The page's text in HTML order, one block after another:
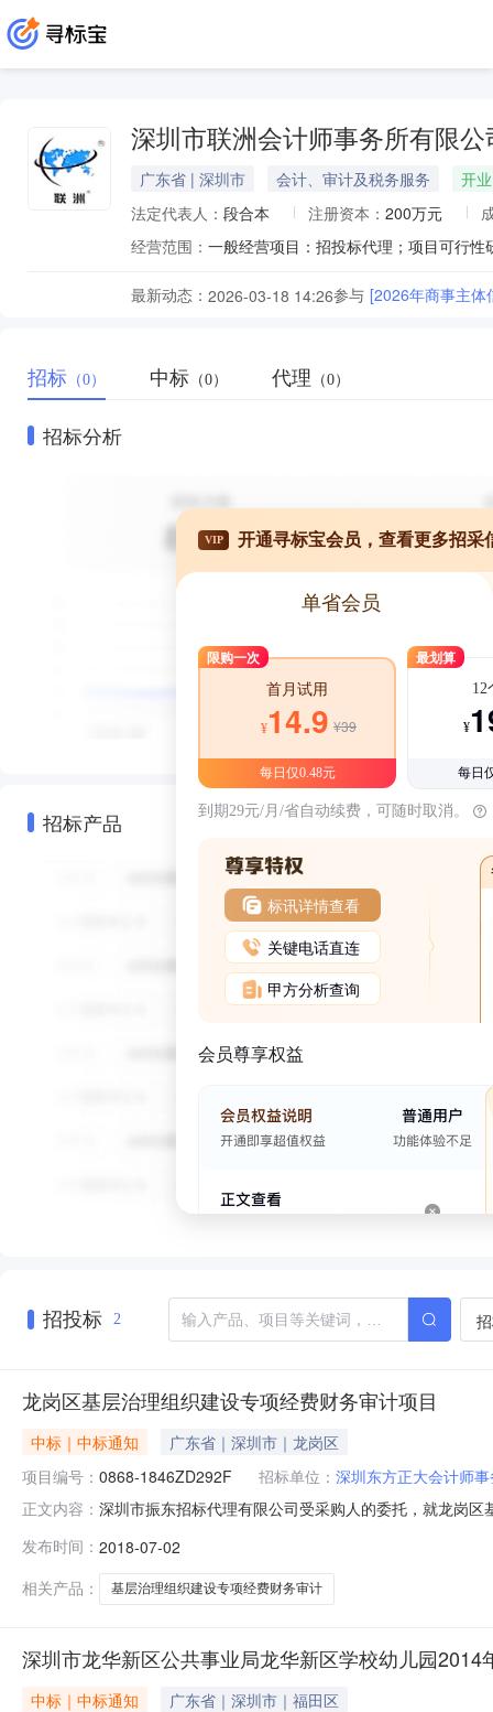
深圳市联洲会计师事务所有限公
广东省 | 深圳市 会计、审计及税务服务
开业
法定代表人： 段合本 注册资本： 200万元
经营范围：
最新动态： 2026-03-18 14:26参与 [2026年商事主体
招标 （0） 中标 （0） 代理 （0）
招标分析
招标产品
VIP 开通寻标宝会员，查看更多招采
单省会员
限购一次
首月试用
¥14.9 ¥39
每日仅0.48元
最划算
12
¥
每日
到期29元/月/省自动续费，可随时取消。
标讯详情查看
关键电话直连
甲方分析查询
会员尊享权益
招投标 2
龙岗区基层治理组织建设专项经费财务审计项目
中标｜中标通知
广东省｜深圳市｜龙岗区
项目编号： 0868-1846ZD292F 招标单位： 深圳东方正大会计师
正文内容： 深圳市振东招标代理有限公司受采购人的委托，就龙岗
名称投标报价（元）资格审查1深圳东方正大会计师事务
发布时间： 2018-07-02
相关产品：
基层治理组织建设专项经费财务审计
深圳市龙华新区公共事业局龙华新区学校幼儿园
中标｜中标通知
广东省｜深圳市｜福田区